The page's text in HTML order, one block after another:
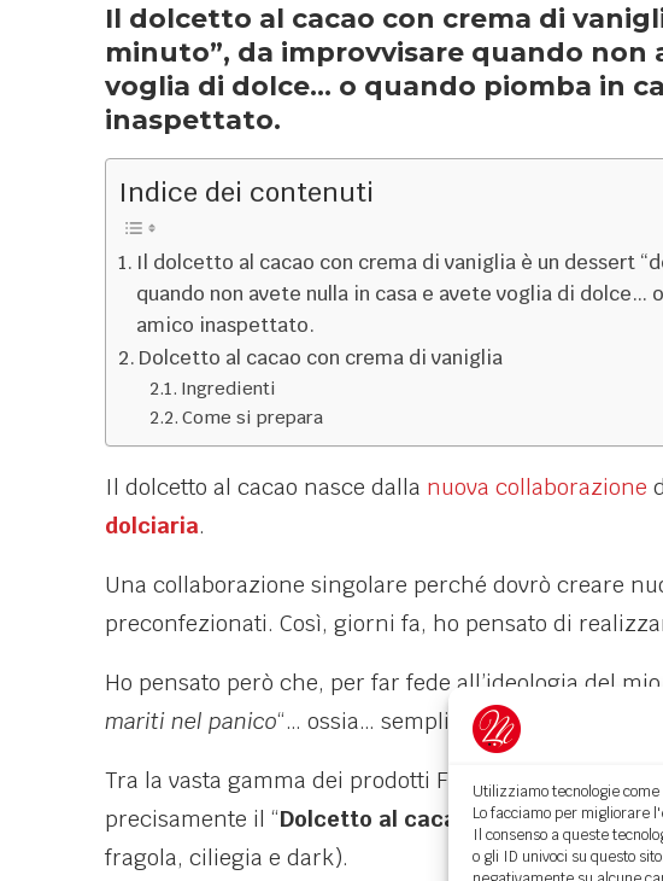
Utilizziamo tecnologie
Lo facciamo per migliorare
Il consenso a queste
o gli ID univoci su questo
Il dolcetto al cacao con crema di
minuto”, da improvvisare quando non
voglia di dolce… o quando piomba in
inaspettato.
Indice dei contenuti
Il dolcetto al cacao con crema di vaniglia è un dessert
quando non avete nulla in casa e avete voglia di dolce…
amico inaspettato.
Dolcetto al cacao con crema di vaniglia
Ingredienti
Come si prepara
Il dolcetto al cacao nasce dalla nuova collaborazione
dolciaria.
Una collaborazione singolare perché dovrò creare
preconfezionati. Così, giorni fa, ho pensato di
Ho pensato però che, per far fede all’ideologia del
mariti nel panico“… ossia… semplice, veloce… ma
Tra la vasta gamma dei prodotti Freddi ho scelto la
precisamente il “Dolcetto al cacao
” (della stessa
fragola, ciliegia e dark).